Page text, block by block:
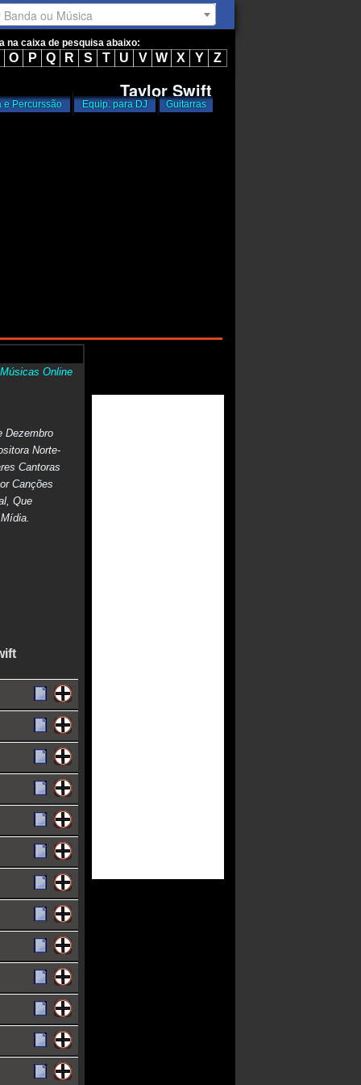
na caixa de pesquisa abaixo:
O P Q R S T U V W X Y Z
Taylor Swift
e Percurssão Equip. para DJ Guitarras
Músicas Online
Dezembro
Norte-
Cantoras
Canções
Que
Banda ou Música